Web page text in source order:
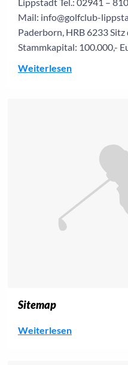
Mail: info@golfclub-
Paderborn, HRB 6233
Stammkapital: 100.000,-
Weiterlesen
Sitemap
Weiterlesen